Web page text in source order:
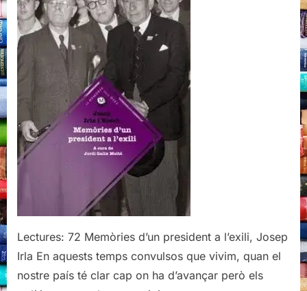
l’exili,
Josep
Lectures: 72 Memòries d’un president a l’exili, Josep
Irla En aquests temps convulsos que vivim, quan el
nostre país té clar cap on ha d’avançar però els